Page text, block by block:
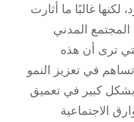
غالبًا ما أثارت
المدني
ترى أن هذه
في تعزيز النمو
كبير في تعميق
الاجتماعية